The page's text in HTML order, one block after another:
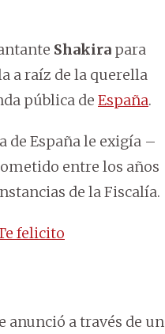
Shakira para
a raíz de la querella
pública de España.
de España le exigía –
entre los años
de la Fiscalía.
felicito
anunció a través de un